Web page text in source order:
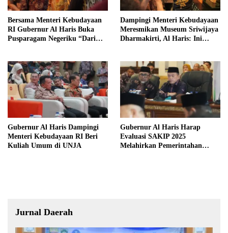
Bersama Menteri Kebudayaan
RI Gubernur Al Haris Buka
Pusparagam Negeriku “Dari
Dampingi Menteri Kebudayaan
Meresmikan Museum Sriwijaya
Dharmakirti, Al Haris: Ini
Gubernur Al Haris Dampingi
Menteri Kebudayaan RI Beri
Kuliah Umum di UNJA
Gubernur Al Haris Harap
Evaluasi SAKIP 2025
Melahirkan Pemerintahan
Jurnal Daerah